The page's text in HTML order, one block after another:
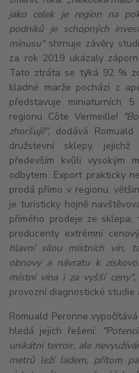
jako celek je region na
podniků je schopných
mínusu" shrnuje závěry
za rok 2019 ukázaly
Tato ztráta se týká 92 %
kladné marže pochází z
představuje miniaturních
regionu Côte Vermeille!
zhoršují!", dodává
družstevní sklepy,
především kvůli vysokým
odbytem. Export prakticky
prodá přímo v regionu,
je turisticky hojně
přímého prodeje ze
producenty extrémní
hlavní silou místních vín,
obnovy a návratu k
místní vína i za vyšší ceny“,
provozní diagnostické studie
Romuald Peronne
hledá jejich řešení:
unikátní terroir, ale
metrů leží ladem, přitom